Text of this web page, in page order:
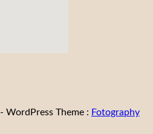
- WordPress Theme : Fotography